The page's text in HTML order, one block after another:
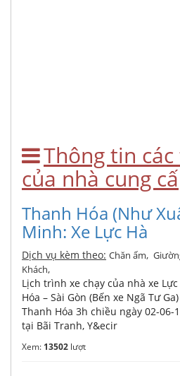
Thông tin
của nhà cung
Thanh Hóa (Như
Minh: Xe Lực Hà
Dịch vụ kèm theo: Chăn ấm,
Khách,
Lịch trình xe chạy của nhà xe
Hóa – Sài Gòn (Bến xe Ngã Tư
Thanh Hóa 3h chiều ngày 02-06-
tại Bãi Tranh, Y&ecir
Xem: 13502 lượt